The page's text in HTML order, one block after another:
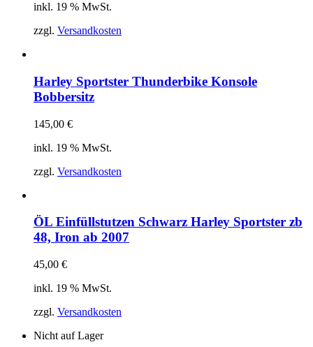
inkl. 19 % MwSt.
zzgl. Versandkosten
Harley Sportster Thunderbike Konsole
Bobbersitz
145,00 €
inkl. 19 % MwSt.
zzgl. Versandkosten
ÖL Einfüllstutzen Schwarz Harley Sportster zb
48, Iron ab 2007
45,00 €
inkl. 19 % MwSt.
zzgl. Versandkosten
Nicht auf Lager